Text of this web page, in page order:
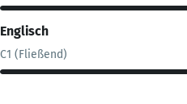
Englisch
C1 (Fließend)